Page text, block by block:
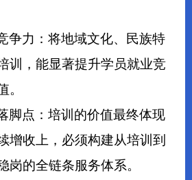
争力：将地域文化、民族特
训，能显著提升学员就业竞
。
脚点：培训的价值最终体现
增收上，必须构建从培训到
岗的全链条服务体系。